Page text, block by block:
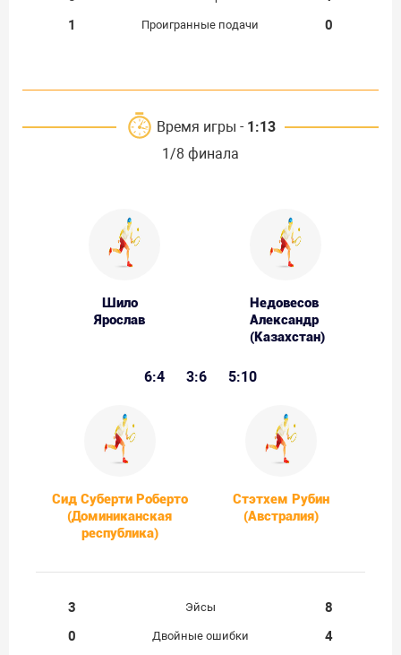
1
Проигранные подачи 0
Время игры - 1:13
1/8 финала
Шило
Ярослав
Недовесов
Александр
(Казахстан)
6:4 3:6 5:10
Сид Суберти Роберто
(Доминиканская
республика)
Стэтхем Рубин
(Австралия)
3 Эйсы
8
0
Двойные ошибки
4